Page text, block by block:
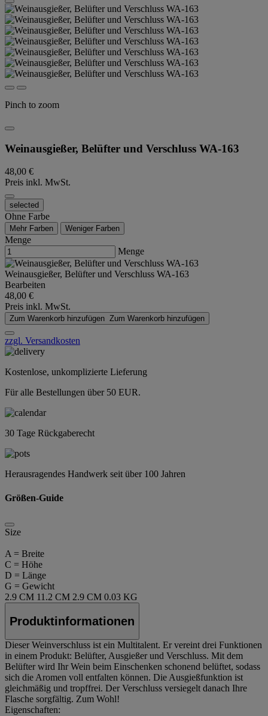
Pinch to zoom
Weinausgießer, Belüfter und Verschluss WA-163
48,00 €
Preis inkl. MwSt.
selected
Ohne Farbe
Mehr Farben Weniger Farben
Menge
Menge
Weinausgießer, Belüfter und Verschluss WA-163
Bearbeiten
48,00 €
Preis inkl. MwSt.
Zum Warenkorb hinzufügen Zum Warenkorb hinzufügen
zzgl. Versandkosten
Kostenlose, unkomplizierte Lieferung
Für alle Bestellungen über 50 EUR.
30 Tage Rückgaberecht
Herausragendes Handwerk seit über 100 Jahren
Größen-Guide
Size
A = Breite
C = Höhe
D = Länge
G = Gewicht
2.9 CM 11.2 CM 2.9 CM 0.03 KG
Produktinformationen
Dieser Weinverschluss ist ein Multitalent. Er vereint drei Funktionen
in einem Produkt: Belüfter, Ausgießer und Verschluss. Mit dem
Belüfter wird Ihr Wein beim Einschenken schonend belüftet, sodass
sich die Aromen voll entfalten können. Die Ausgießfunktion ist
gleichmäßig und tropffrei. Der Verschluss versiegelt danach Ihre
Flasche sorgfältig. Zum Wohl!
Eigenschaften: